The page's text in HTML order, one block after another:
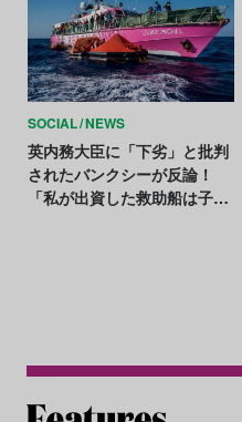
SOCIAL NEWS
英内務大臣に「下劣」と批判
されたバンクシーが反論！
「私が出資した救助船は子ど